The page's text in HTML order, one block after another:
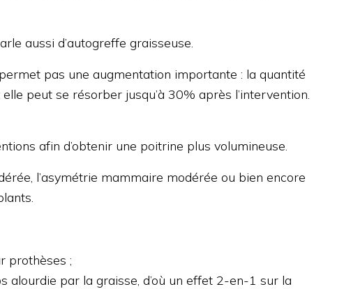
aussi d’autogreffe graisseuse.
pas une augmentation importante : la quantité
peut se résorber jusqu’à 30% après l’intervention.
afin d’obtenir une poitrine plus volumineuse.
l’asymétrie mammaire modérée ou bien encore
prothèses ;
alourdie par la graisse, d’où un effet 2-en-1 sur la